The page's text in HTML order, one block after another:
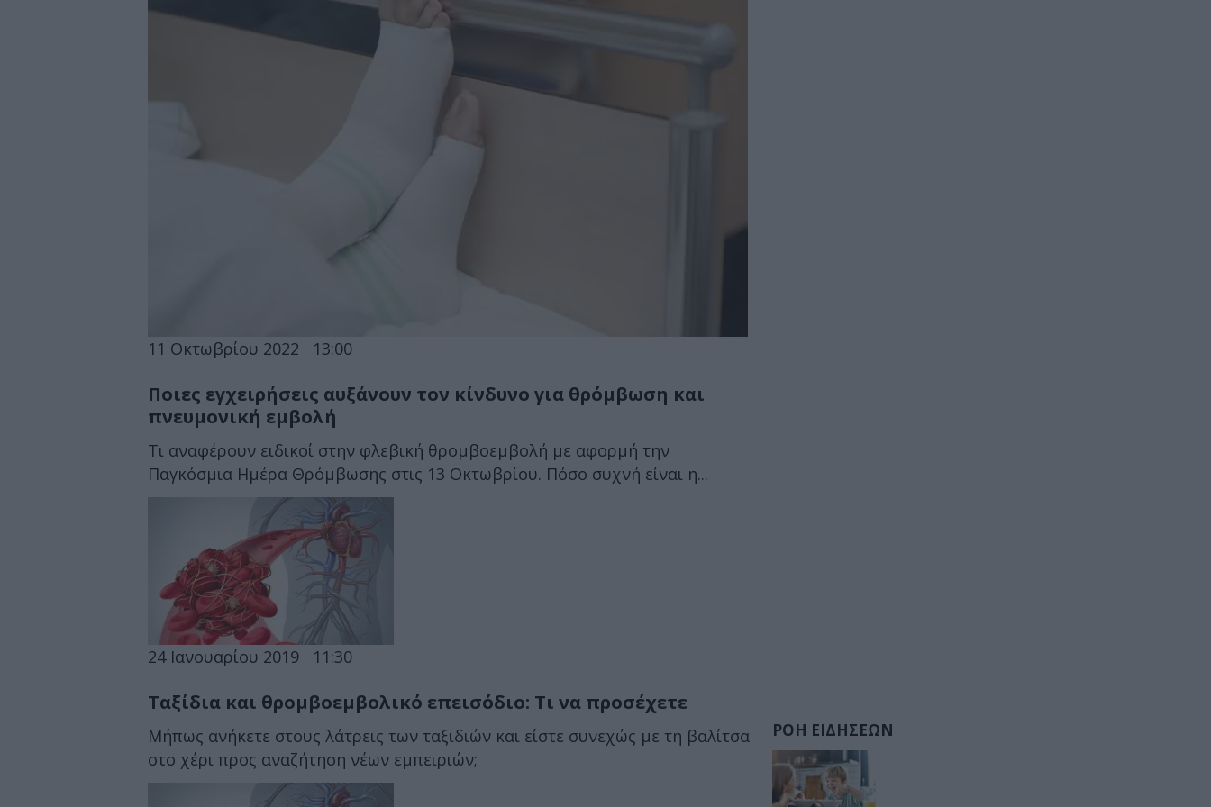
11 Οκτωβρίου 2022 13:00
Ποιες εγχειρήσεις αυξάνουν τον κίνδυνο για θρόμβωση και
πνευμονική εμβολή
Τι αναφέρουν ειδικοί στην φλεβική θρομβοεμβολή με αφορμή την
Παγκόσμια Ημέρα Θρόμβωσης στις 13 Οκτωβρίου. Πόσο συχνή είναι η...
24 Ιανουαρίου 2019 11:30
Tαξίδια και θρομβοεμβολικό επεισόδιο: Τι να προσέχετε
Μήπως ανήκετε στους λάτρεις των ταξιδιών και είστε συνεχώς με τη βαλίτσα
στο χέρι προς αναζήτηση νέων εμπειριών;
ΡΟΗ ΕΙΔΗΣΕΩΝ